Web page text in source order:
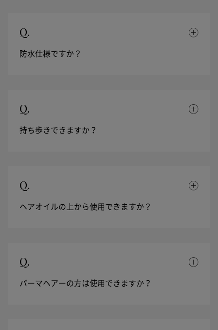
Q.
防水仕様ですか？
Q.
持ち歩きできますか？
Q.
ヘアオイルの上から使用できますか？
Q.
パーマヘアーの方は使用できますか？